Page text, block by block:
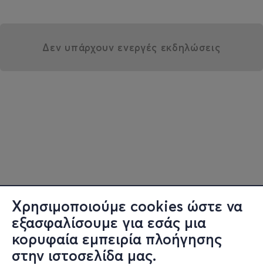
Χρησιμοποιούμε cookies ώστε να
εξασφαλίσουμε για εσάς μια
κορυφαία εμπειρία πλοήγησης
στην ιστοσελίδα μας.
Δεν υπάρχουν ενεργές εκδηλώσεις